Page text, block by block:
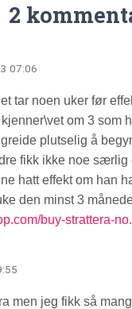
2
07:06
tar noen uker før
om 3 som
plutselig å
fikk ikke noe særlig
hatt effekt om han
den minst 3
buy-strattera-
men jeg fikk så